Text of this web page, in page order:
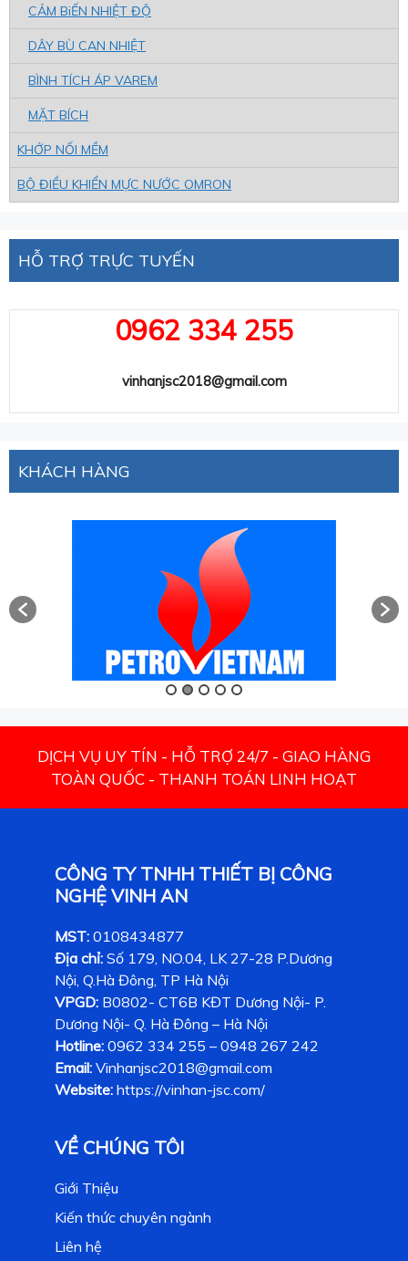
CẢM BiẾN NHIỆT ĐỘ
DÂY BÙ CAN NHIỆT
BÌNH TÍCH ÁP VAREM
MẶT BÍCH
KHỚP NỐI MỀM
BỘ ĐIỀU KHIỂN MỰC NƯỚC OMRON
HỖ TRỢ TRỰC TUYẾN
0962 334 255
vinhanjsc2018@gmail.com
KHÁCH HÀNG
DỊCH VỤ UY TÍN - HỖ TRỢ 24/7 - GIAO HÀNG
TOÀN QUỐC - THANH TOÁN LINH HOẠT
CÔNG TY TNHH THIẾT BỊ CÔNG
NGHỆ VINH AN
MST: 0108434877
Địa chỉ: Số 179, NO.04, LK 27-28 P.Dương
Nội, Q.Hà Đông, TP Hà Nội
VPGD: B0802- CT6B KĐT Dương Nội- P.
Dương Nội- Q. Hà Đông – Hà Nội
Hotline: 0962 334 255 – 0948 267 242
Email: Vinhanjsc2018@gmail.com
Website: https://vinhan-jsc.com/
VỀ CHÚNG TÔI
Giới Thiệu
Kiến thức chuyên ngành
Liên hệ